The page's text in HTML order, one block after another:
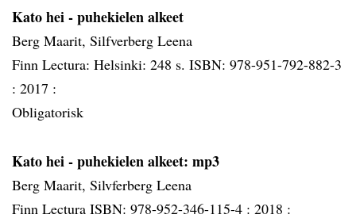
Kato hei - puhekielen alkeet
Berg Maarit, Silfverberg Leena
Finn Lectura: Helsinki: 248 s. ISBN: 978-951-792-882-3
: 2017 :
Obligatorisk
Kato hei - puhekielen alkeet: mp3
Berg Maarit, Silvferberg Leena
Finn Lectura ISBN: 978-952-346-115-4 : 2018 :